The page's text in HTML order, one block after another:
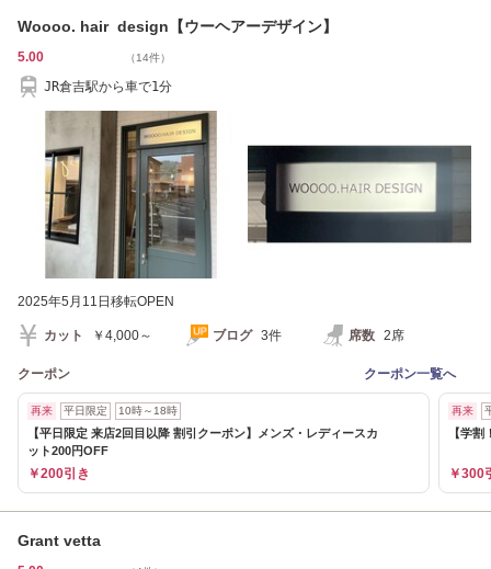
Woooo. hair design【ウーヘアーデザイン】
5.00 （14件）
JR倉吉駅から車で1分
2025年5月11日移転OPEN
カット ￥4,000～ ブログ 3件 席数 2席
クーポン クーポン一覧へ
再来 平日限定 10時～18時
【平日限定 来店2回目以降 割引クーポン】メンズ・レディースカ
ット200円OFF
￥200引き
再来
【学
￥300
Grant vetta